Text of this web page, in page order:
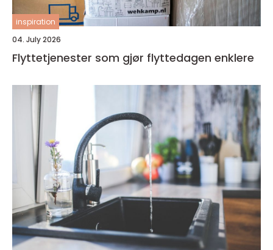
inspiration
04. July 2026
Flyttetjenester som gjør flyttedagen enklere